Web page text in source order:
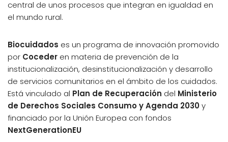
central de unos procesos que integran en igualdad en
el mundo rural.
Biocuidados es un programa de innovación promovido
por Coceder en materia de prevención de la
institucionalización, desinstitucionalización y desarrollo
de servicios comunitarios en el ámbito de los cuidados.
Está vinculado al Plan de Recuperación del Ministerio
de Derechos Sociales Consumo y Agenda 2030y
financiado por la Unión Europea con fondos
NextGenerationEU